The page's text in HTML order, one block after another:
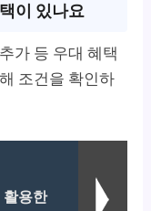
이 있나요
가 등 우대 혜택
조건을 확인하
활용한